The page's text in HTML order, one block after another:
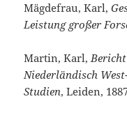
Mägdefrau, Karl,
Leistung großer
Martin, Karl,
Niederländisch
Studien, Leiden,